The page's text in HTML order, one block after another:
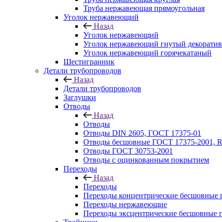
Труба нержавеющая прямоугольная
Уголок нержавеющий
Назад
Уголок нержавеющий
Уголок нержавеющий гнутый
Уголок нержавеющий горячекатаный
Шестигранник
Детали трубопроводов
Назад
Детали трубопроводов
Заглушки
Отводы
Назад
Отводы
Отводы DIN 2605, ГОСТ 17375-01
Отводы бесшовные ГОСТ 17375-2001,
Отводы ГОСТ 30753-2001
Отводы с оцинкованным покрытием
Переходы
Назад
Переходы
Переходы концентрические бесшовные
Переходы нержавеющие
Переходы эксцентрические бесшовные